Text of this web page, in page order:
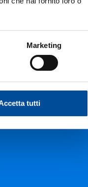
Marketing
tutti
ISCRITTI